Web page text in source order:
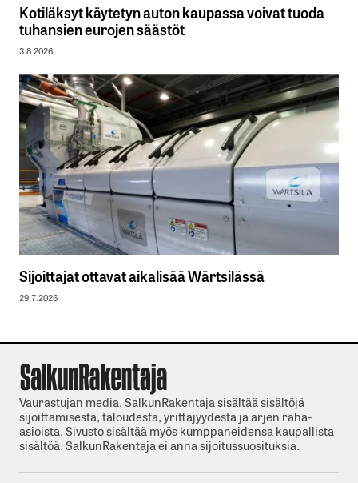
Kotiläksyt käytetyn auton kaupassa voivat tuoda
tuhansien eurojen säästöt
3.8.2026
Sijoittajat ottavat aikalisää Wärtsilässä
29.7.2026
Vaurastujan media. SalkunRakentaja sisältää sisältöjä
sijoittamisesta, taloudesta, yrittäjyydesta ja arjen raha-
asioista. Sivusto sisältää myös kumppaneidensa kaupallista
sisältöä. SalkunRakentaja ei anna sijoitussuosituksia.